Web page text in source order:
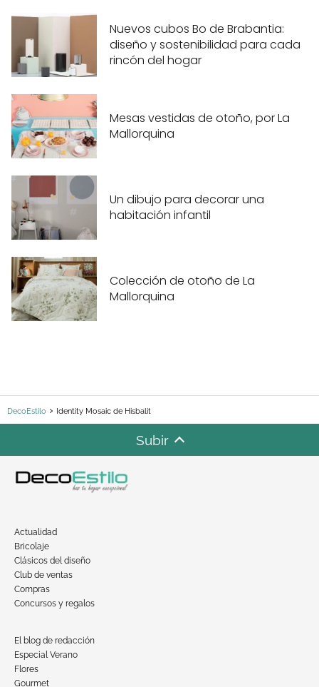
Nuevos cubos Bo de Brabantia:
diseño y sostenibilidad para cada
rincón del hogar
Mesas vestidas de otoño, por La
Mallorquina
Un dibujo para decorar una
habitación infantil
Colección de otoño de La
Mallorquina
DecoEstilo Identity Mosaic de Hisbalit
Subir
Actualidad
Bricolaje
Clásicos del diseño
Club de ventas
Compras
Concursos y regalos
El blog de redacción
Especial Verano
Flores
Gourmet